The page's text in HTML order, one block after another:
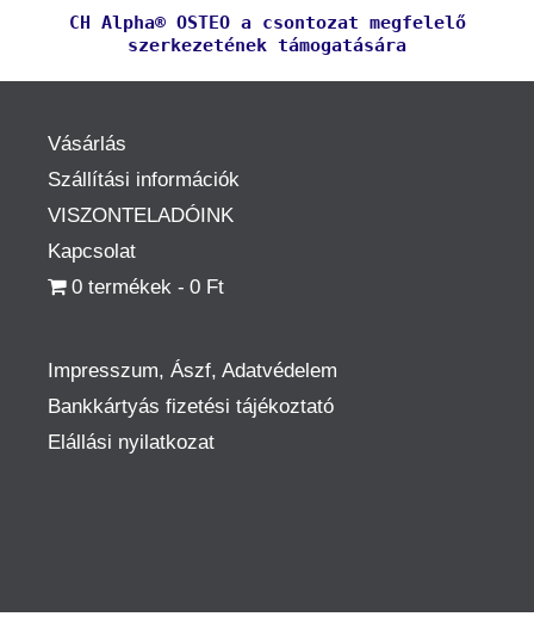
CH Alpha® OSTEO a csontozat megfelelő
szerkezetének támogatására
Vásárlás
Szállítási információk
VISZONTELADÓINK
Kapcsolat
0 termékek
0 Ft
Impresszum, Ászf, Adatvédelem
Bankkártyás fizetési tájékoztató
Elállási nyilatkozat